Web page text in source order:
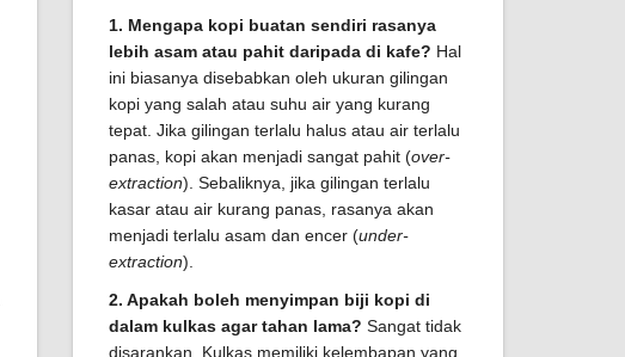
1. Mengapa kopi buatan sendiri rasanya
lebih asam atau pahit daripada di kafe? Hal
ini biasanya disebabkan oleh ukuran gilingan
kopi yang salah atau suhu air yang kurang
tepat. Jika gilingan terlalu halus atau air terlalu
panas, kopi akan menjadi sangat pahit (over-
extraction). Sebaliknya, jika gilingan terlalu
kasar atau air kurang panas, rasanya akan
menjadi terlalu asam dan encer (under-
extraction).
2. Apakah boleh menyimpan biji kopi di
dalam kulkas agar tahan lama? Sangat tidak
disarankan. Kulkas memiliki kelembapan yang